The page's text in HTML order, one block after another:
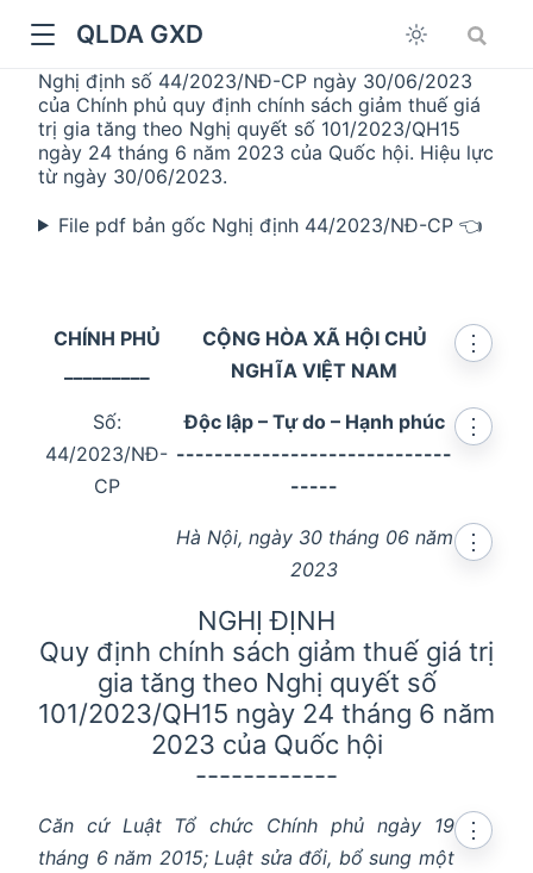
QLDA GXD
Nghị định số 44/2023/NĐ-CP ngày 30/06/2023
của Chính phủ quy định chính sách giảm thuế giá
trị gia tăng theo Nghị quyết số 101/2023/QH15
ngày 24 tháng 6 năm 2023 của Quốc hội. Hiệu lực
từ ngày 30/06/2023.
File pdf bản gốc Nghị định 44/2023/NĐ-CP 👈
CHÍNH PHỦ
Số:
44/2023/NĐ-
CP
CỘNG HÒA XÃ HỘI CHỦ
NGHĨA VIỆT NAM
⋮
Độc lập – Tự do – Hạnh phúc
-----------------------------
-----
⋮
Hà Nội, ngày 30 tháng 06 năm
2023
⋮
NGHỊ ĐỊNH
Quy định chính sách giảm thuế giá trị
gia tăng theo Nghị quyết số
101/2023/QH15 ngày 24 tháng 6 năm
2023 của Quốc hội
------------
Căn cứ Luật Tổ chức Chính phủ ngày 19
tháng 6 năm 2015; Luật sửa đổi, bổ sung một
⋮